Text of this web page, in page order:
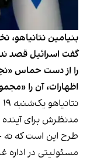
بنیامین نتانیاهو،
گفت اسرائیل قصد
را از دست حماس
اظهارات، آن را
مدنظرش برای آینده
طرح این است که
مسئولیتی در اداره